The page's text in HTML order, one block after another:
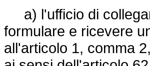
a) l'ufficio di
formulare e ricevere
all'articolo 1, comma